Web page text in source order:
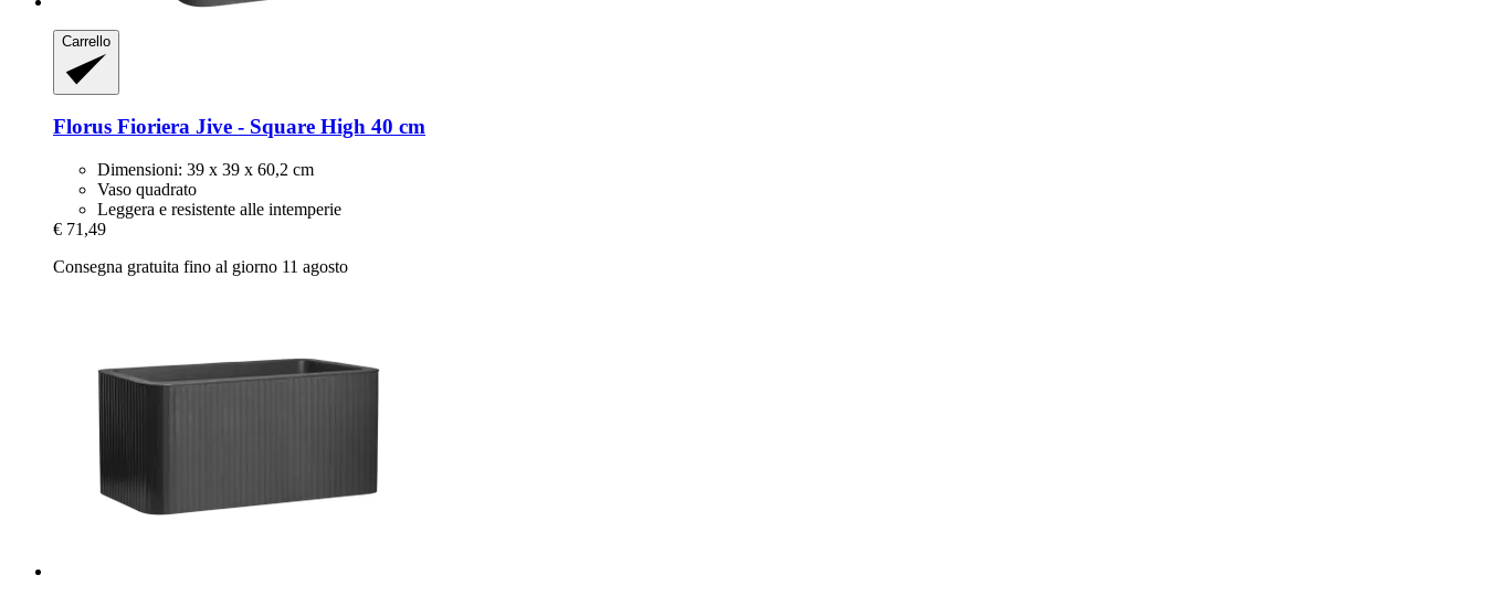
Carrello
Florus Fioriera Jive -​ Square High 40 cm
Dimensioni: 39 x 39 x 60,2 cm
Vaso quadrato
Leggera e resistente alle intemperie
€ 71,49
Consegna gratuita fino al giorno 11 agosto